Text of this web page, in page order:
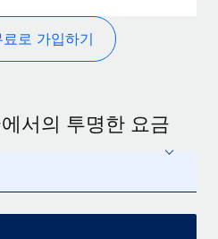
료로 가입하기
서의 투명한 요금